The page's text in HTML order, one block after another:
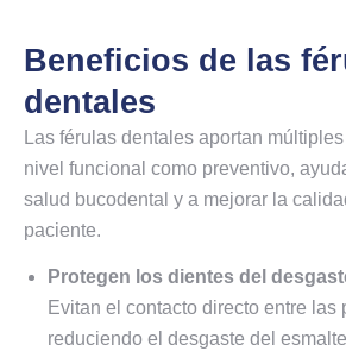
Beneficios de las
dentales
Las férulas dentales aportan
nivel funcional como preventivo,
salud bucodental y a mejorar la
paciente.
Protegen los dientes del
Evitan el contacto directo entre las
reduciendo el desgaste del